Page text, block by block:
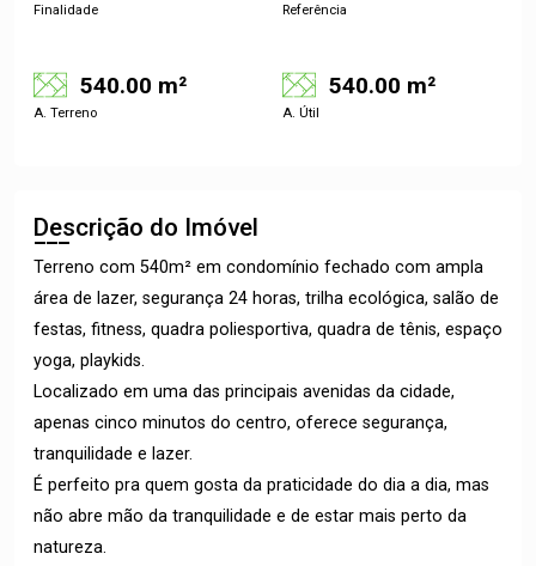
Finalidade Referência
540.00 m²
A. Terreno
540.00 m²
A. Útil
Descrição do Imóvel
Terreno com 540m² em condomínio fechado com ampla
área de lazer, segurança 24 horas, trilha ecológica, salão de
festas, fitness, quadra poliesportiva, quadra de tênis, espaço
yoga, playkids.
Localizado em uma das principais avenidas da cidade,
apenas cinco minutos do centro, oferece segurança,
tranquilidade e lazer.
É perfeito pra quem gosta da praticidade do dia a dia, mas
não abre mão da tranquilidade e de estar mais perto da
natureza.